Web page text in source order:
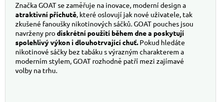
Značka GOAT se zaměřuje na inovace, moderní design a
atraktivní příchutě, které oslovují jak nové uživatele, tak
zkušené fanoušky nikotinových sáčků. GOAT pouches jsou
navrženy prodiskrétní použití během dne a poskytují
spolehlivý výkon i dlouhotrvající chuť. Pokud hledáte
nikotinové sáčky bez tabáku s výrazným charakterem a
moderním stylem, GOAT rozhodně patří mezi zajímavé
volby na trhu.